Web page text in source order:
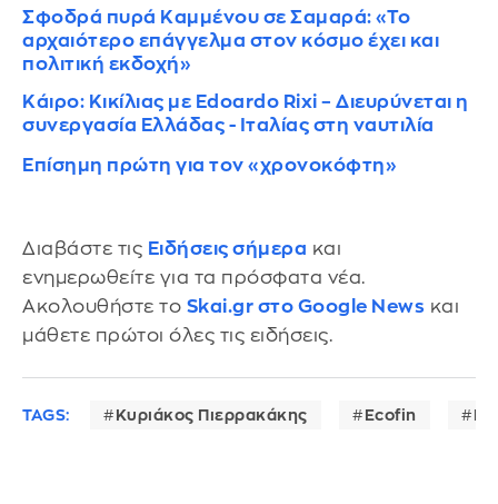
Σφοδρά πυρά Καμμένου σε Σαμαρά: «Το
αρχαιότερο επάγγελμα στον κόσμο έχει και
πολιτική εκδοχή»
Κάιρο: Κικίλιας με Edoardo Rixi – Διευρύνεται η
συνεργασία Ελλάδας - Ιταλίας στη ναυτιλία
Επίσημη πρώτη για τον «χρονοκόφτη»
Διαβάστε τις Ειδήσεις σήμερα και
ενημερωθείτε για τα πρόσφατα νέα.
Ακολουθήστε το Skai.gr στο Google News και
μάθετε πρώτοι όλες τις ειδήσεις.
TAGS: Κυριάκος Πιερρακάκης Ecofin